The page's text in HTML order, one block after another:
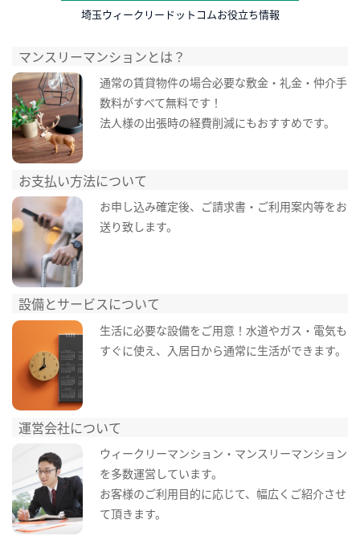
埼玉ウィークリードットコムお役立ち情報
マンスリーマンションとは？
通常の賃貸物件の場合必要な敷金・礼金・仲介手
数料がすべて無料です！
法人様の出張時の経費削減にもおすすめです。
お支払い方法について
お申し込み確定後、ご請求書・ご利用案内等をお
送り致します。
設備とサービスについて
生活に必要な設備をご用意！水道やガス・電気も
すぐに使え、入居日から通常に生活ができます。
運営会社について
ウィークリーマンション・マンスリーマンション
を多数運営しています。
お客様のご利用目的に応じて、幅広くご紹介させ
て頂きます。